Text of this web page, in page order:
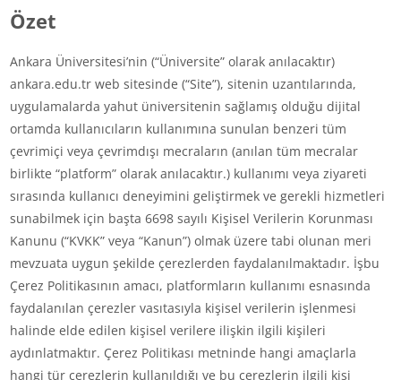
Özet
Ankara Üniversitesi’nin (“Üniversite” olarak anılacaktır)
ankara.edu.tr web sitesinde (“Site”), sitenin uzantılarında,
uygulamalarda yahut üniversitenin sağlamış olduğu dijital
ortamda kullanıcıların kullanımına sunulan benzeri tüm
çevrimiçi veya çevrimdışı mecraların (anılan tüm mecralar
birlikte “platform” olarak anılacaktır.) kullanımı veya ziyareti
sırasında kullanıcı deneyimini geliştirmek ve gerekli hizmetleri
sunabilmek için başta 6698 sayılı Kişisel Verilerin Korunması
Kanunu (“KVKK” veya “Kanun”) olmak üzere tabi olunan meri
mevzuata uygun şekilde çerezlerden faydalanılmaktadır. İşbu
Çerez Politikasının amacı, platformların kullanımı esnasında
faydalanılan çerezler vasıtasıyla kişisel verilerin işlenmesi
halinde elde edilen kişisel verilere ilişkin ilgili kişileri
aydınlatmaktır. Çerez Politikası metninde hangi amaçlarla
hangi tür çerezlerin kullanıldığı ve bu çerezlerin ilgili kişi